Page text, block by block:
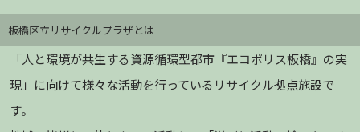
板橋区立リサイクルプラザとは
「人と環境が共生する資源循環型都市『エコポリス板橋』の実
現」に向けて様々な活動を行っているリサイクル拠点施設で
す。